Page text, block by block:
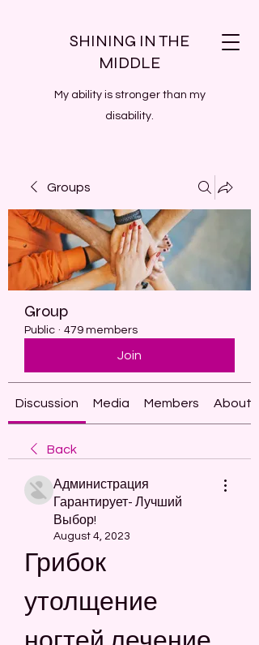
SHINING IN THE
MIDDLE
My ability is stronger than my
disability.
Groups
Group
Public · 479 members
Join
Discussion Media Members About
Back
Администрация
Гарантирует- Лучший
Выбор!
August 4, 2023
Грибок
утолщение